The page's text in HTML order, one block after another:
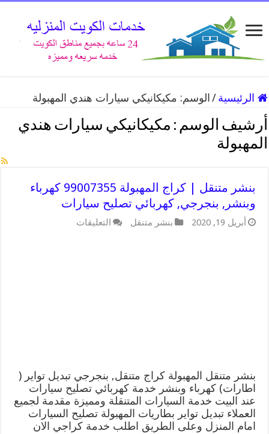
الرئيسية / الوسم: مكيكانيكي سيارات هندي المهبولة
أرشيف الوسم : مكيكانيكي سيارات هندي
المهبولة
بنشر متنقل | كراج المهبولة 99007355 كهرباء
وبنشر, بنجرجي, كهربائي تصليح سيارات
أبريل 19, 2020 بنشر متنقل التعليقات
بنشر متنقل المهبولة كراج متنقل, بنجرجي تبديل تواير (
اطارات) كهرباء وبنشر خدمة كهربائي تصليح سيارات
عند البيت خدمة السيارات المتنقلة ومميزة مقدمة لجميع
العملاء تبديل تواير بطاريات المهبولة تصليح السيارات
امام المنزل وعلى الطريق اطلب خدمة كراجي الان